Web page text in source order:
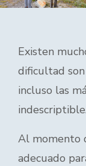
Existen
dificultad
incluso las
indescriptible.
Al momento
adecuado